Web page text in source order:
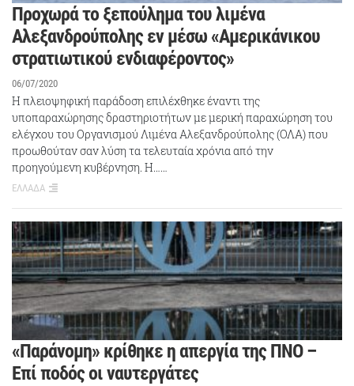
Προχωρά το ξεπούλημα του λιμένα
Αλεξανδρούπολης εν μέσω «Αμερικάνικου
στρατιωτικού ενδιαφέροντος»
06/07/2020
Η πλειοψηφική παράδοση επιλέχθηκε έναντι της
υποπαραχώρησης δραστηριοτήτων με μερική παραχώρηση του
ελέγχου του Οργανισμού Λιμένα Αλεξανδρούπολης (ΟΛΑ) που
προωθούταν σαν λύση τα τελευταία χρόνια από την
προηγούμενη κυβέρνηση. Η……
ΕΛΛΑΔΑ
«Παράνομη» κρίθηκε η απεργία της ΠΝΟ –
Επί ποδός οι ναυτεργάτες